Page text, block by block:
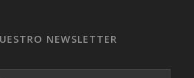
NEWSLETTER